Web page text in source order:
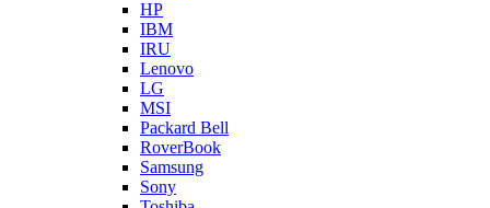
HP
IBM
IRU
Lenovo
LG
MSI
Packard Bell
RoverBook
Samsung
Sony